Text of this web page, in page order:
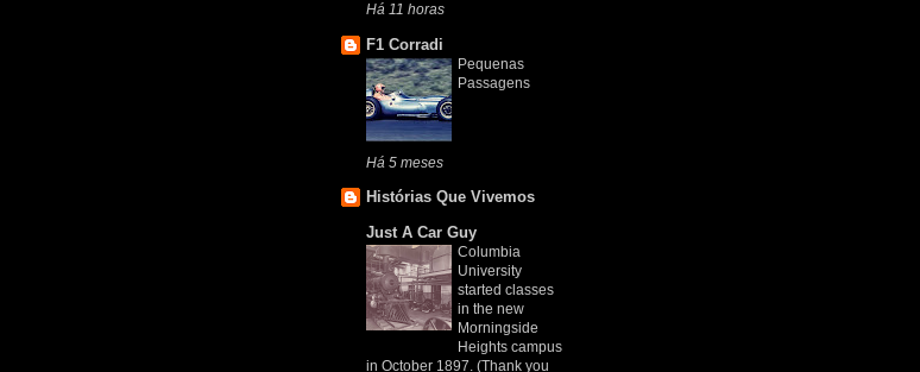
Há 11 horas
F1 Corradi
Pequenas
Passagens
Há 5 meses
Histórias Que Vivemos
Just A Car Guy
Columbia
University
started classes
in the new
Morningside
Heights campus
in October 1897. (Thank you